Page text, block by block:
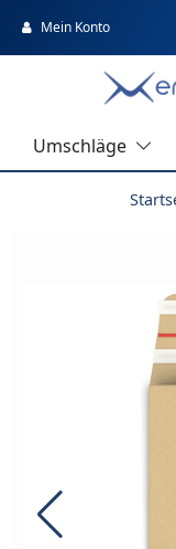
Mein Konto
Umschläge